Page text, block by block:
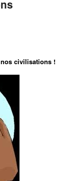
civilisations !